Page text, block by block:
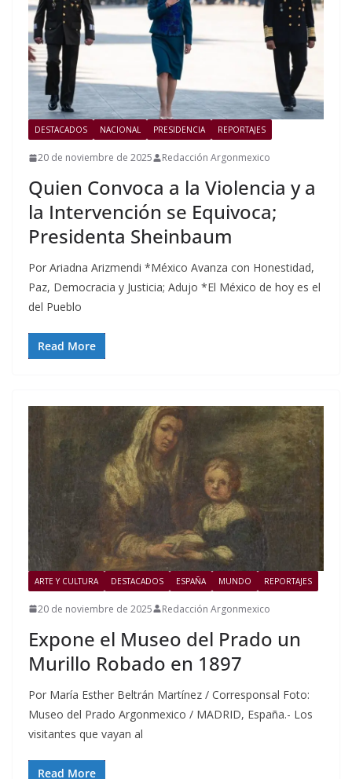
DESTACADOS NACIONAL PRESIDENCIA REPORTAJES
20 de noviembre de 2025 Redacción Argonmexico
Quien Convoca a la Violencia y a
la Intervención se Equivoca;
Presidenta Sheinbaum
Por Ariadna Arizmendi *México Avanza con Honestidad,
Paz, Democracia y Justicia; Adujo *El México de hoy es el
del Pueblo
Read More
ARTE Y CULTURA DESTACADOS ESPAÑA MUNDO REPORTAJES
20 de noviembre de 2025 Redacción Argonmexico
Expone el Museo del Prado un
Murillo Robado en 1897
Por María Esther Beltrán Martínez / Corresponsal Foto:
Museo del Prado Argonmexico / MADRID, España.- Los
visitantes que vayan al
Read More